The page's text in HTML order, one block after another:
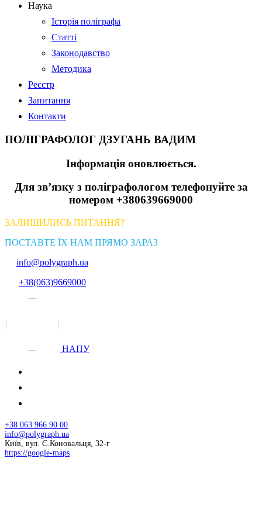
Наука
Історія поліграфа
Статті
Законодавство
Методика
Реєстр
Запитання
Контакти
ПОЛІГРАФОЛОГ ДЗУГАНЬ ВАДИМ
Інформація оновлюється.
Для зв’язку з поліграфологом телефонуйте за
номером +380639669000
ЗАЛИШИЛИСЬ ПИТАННЯ?
ПОСТАВТЕ ЇХ НАМ ПРЯМО ЗАРАЗ
info@polygraph.ua
+38(063)9669000
НАПУ
+38 063 966 90 00
info@polygraph.ua
Київ, вул. Є.Коновальця, 32-г
https://google-maps